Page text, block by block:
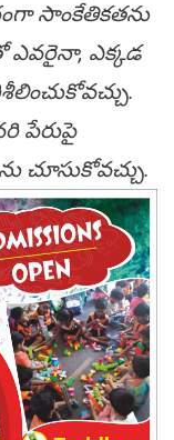
సాంకేతిక‌త‌ను
ఎవ‌రైనా, ఎక్క‌డ
పేరుపై